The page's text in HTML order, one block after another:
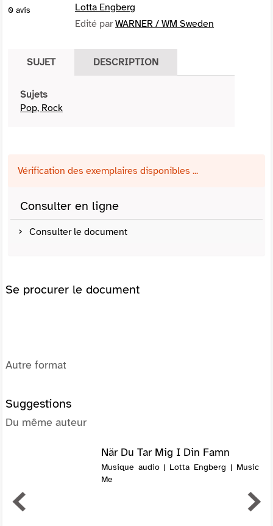
0 avis
Lotta Engberg
Edité parWARNER / WM Sweden
SUJET DESCRIPTION
Sujets
Pop, Rock
Vérification des exemplaires disponibles ...
Consulter en ligne
Consulter le document
Se procurer le document
Autre format
Suggestions
Du même auteur
När Du Tar Mig I Din Famn
Musique audio | Lotta Engberg | Music
Me